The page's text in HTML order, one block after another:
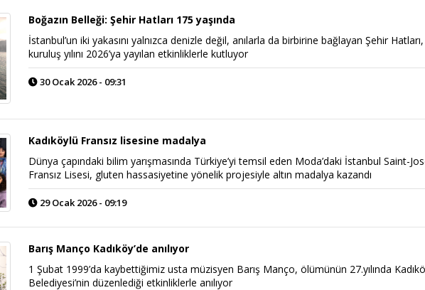
Boğazın Belleği: Şehir Hatları 175 yaşında
İstanbul’un iki yakasını yalnızca denizle değil, anılarla da birbirine bağlayan Şehir
kuruluş yılını 2026’ya yayılan etkinliklerle kutluyor
30 Ocak 2026 - 09:31
Kadıköylü Fransız lisesine madalya
Dünya çapındaki bilim yarışmasında Türkiye’yi temsil eden Moda’daki İstanbul Saint-
Fransız Lisesi, gluten hassasiyetine yönelik projesiyle altın madalya kazandı
29 Ocak 2026 - 09:19
Barış Manço Kadıköy’de anılıyor
1 Şubat 1999’da kaybettiğimiz usta müzisyen Barış Manço, ölümünün 27.yılında
Belediyesi’nin düzenlediği etkinliklerle anılıyor